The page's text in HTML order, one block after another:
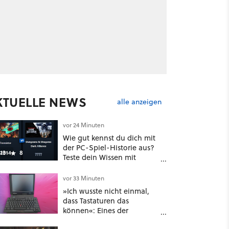
NEWS alle anzeigen
8
vor 24 Minuten
Wie gut kennst du dich mit
der PC-Spiel-Historie aus?
Teste dein Wissen mit
vor 33 Minuten
»Ich wusste nicht einmal,
dass Tastaturen das
können«: Eines der